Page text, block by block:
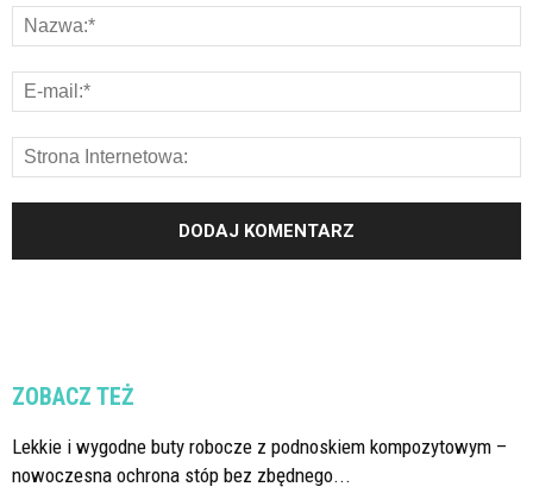
ZOBACZ TEŻ
Lekkie i wygodne buty robocze z podnoskiem kompozytowym –
nowoczesna ochrona stóp bez zbędnego...